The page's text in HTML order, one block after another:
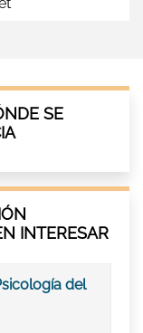
SE
INTERESAR
del